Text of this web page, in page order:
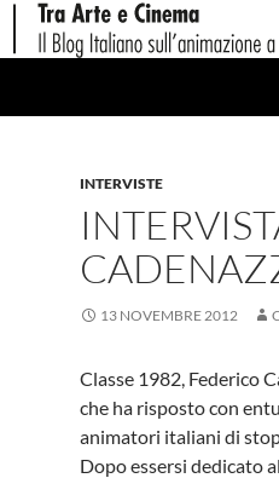
INTERVISTE
13 NOVEMBRE 2012
Classe 1982, Federico
che ha risposto con
animatori italiani di
Dopo essersi dedicato